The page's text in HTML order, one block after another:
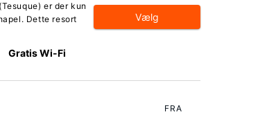
er der kun
Dette resort
Gratis Wi-Fi
Vælg
FRA